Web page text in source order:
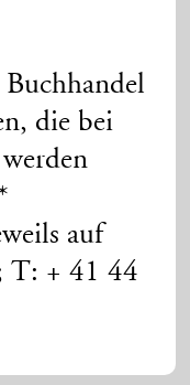
die bei
auf
T: + 41 44